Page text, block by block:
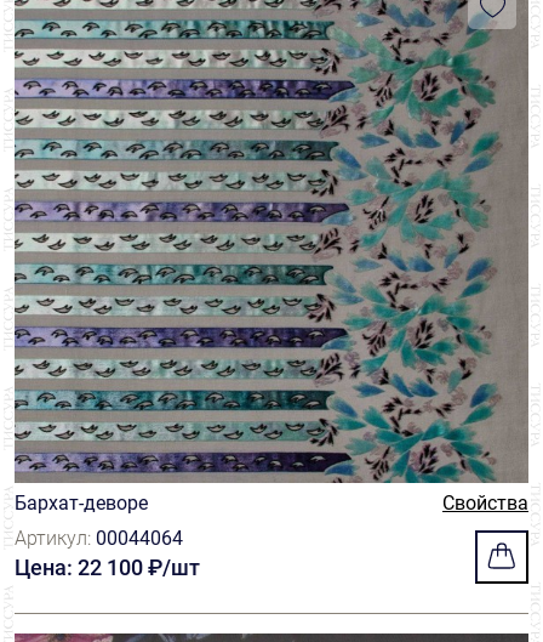
Бархат-деворе
Свойства
Артикул: 00044064
Цена: 22 100 ₽/шт